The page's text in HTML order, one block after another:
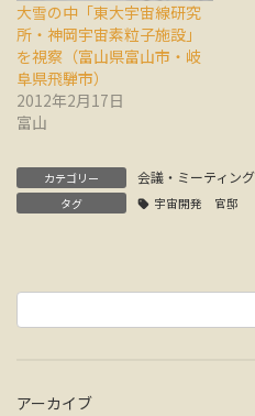
大雪の中「東大宇宙線研究
所・神岡宇宙素粒子施設」
を視察（富山県富山市・岐
阜県飛騨市）
2012年2月17日
富山
カテゴリー 会議・ミーティング
タグ 宇宙開発 官邸
アーカイブ